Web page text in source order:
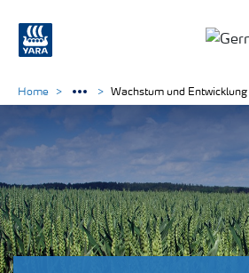
Home Wachstum und